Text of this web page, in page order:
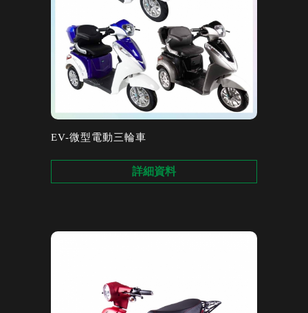
EV-微型電動三輪車
詳細資料